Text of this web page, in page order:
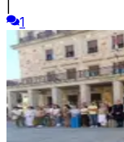
1